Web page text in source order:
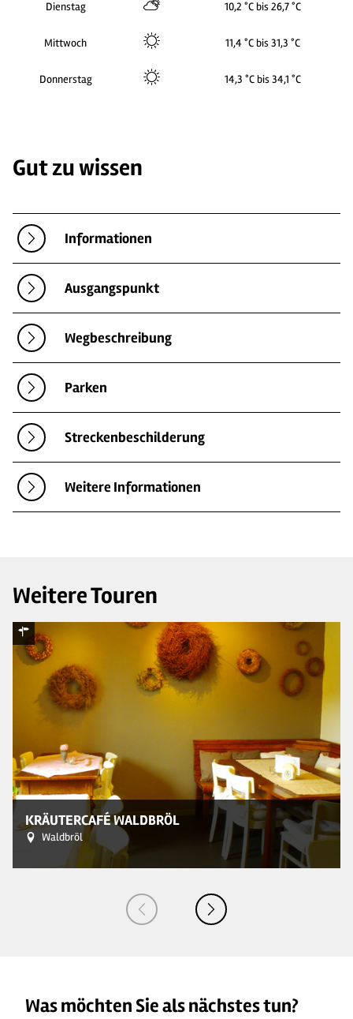
Dienstag 10,2 °C bis 26,7 °C
Mittwoch 11,4 °C bis 31,3 °C
Donnerstag 14,3 °C bis 34,1 °C
Gut zu wissen
Informationen
Ausgangspunkt
Wegbeschreibung
Parken
Streckenbeschilderung
Weitere Informationen
Weitere Touren
KRÄUTERCAFÉ WALDBRÖL
Waldbröl
Was möchten Sie als nächstes tun?